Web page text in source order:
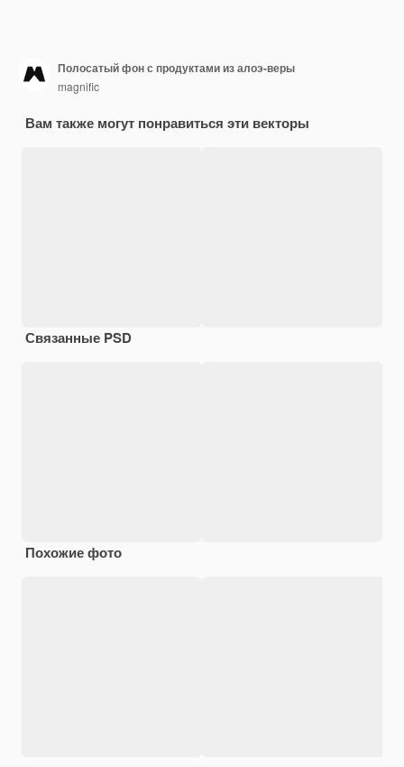
Полосатый фон с продуктами из алоэ-веры
magnific
Вам также могут понравиться эти векторы
Связанные PSD
Похожие фото